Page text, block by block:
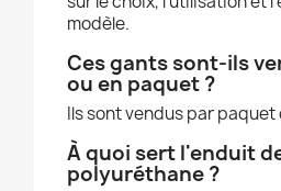
modèle.
Ces gants sont-ils
ou en paquet ?
Ils sont vendus par paquet
À quoi sert l'enduit
polyuréthane ?